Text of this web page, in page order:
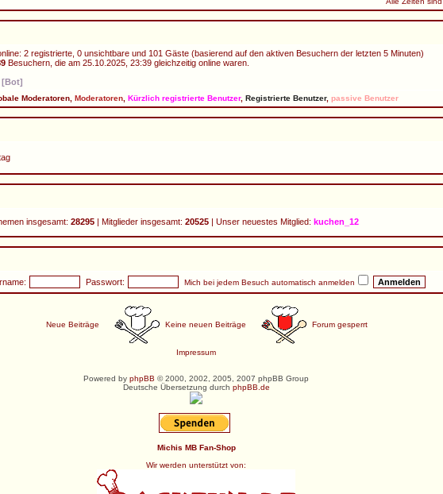
2 registrierte, 0 unsichtbare und 101 Gäste (basierend auf den aktiven Besuchern der letzten 5 Minuten)
Besuchern, die am 25.10.2025, 23:39 gleichzeitig online waren.
[Bot]
Moderatoren Moderatoren Kürzlich registrierte Benutzer, Registrierte Benutzer, passive Benutzer
insgesamt: 28295 | Mitglieder insgesamt: 20525 | Unser neuestes Mitglied: kuchen_12
Passwort: Mich bei jedem Besuch automatisch anmelden
Neue Beiträge Keine neuen Beiträge Forum gesperrt
Impressum
Powered by phpBB © 2000, 2002, 2005, 2007 phpBB Group
Deutsche Übersetzung durch phpBB.de
Michis MB Fan-Shop
Wir werden unterstützt von: